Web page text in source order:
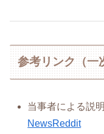
参考リンク（一
当事者による説
NewsReddit